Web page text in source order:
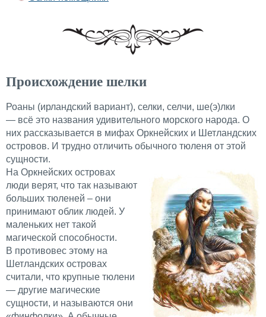
Происхождение шелки
Роаны (ирландский вариант), селки, селчи, ше(э)лки
— всё это названия удивительного морского народа. О
них рассказывается в мифах Оркнейских и Шетландских
островов. И трудно отличить обычного тюленя от этой
сущности.
На Оркнейских островах
люди верят, что так называют
больших тюленей – они
принимают облик людей. У
маленьких нет такой
магической способности.
В противовес этому на
Шетландских островах
считали, что крупные тюлени
— другие магические
сущности, и называются они